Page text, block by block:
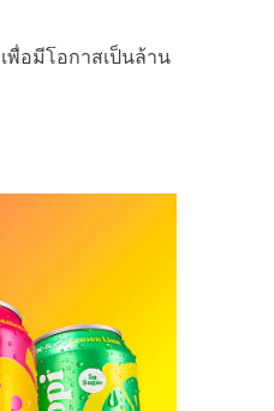
พื่อมีโอกาสเป็นล้าน